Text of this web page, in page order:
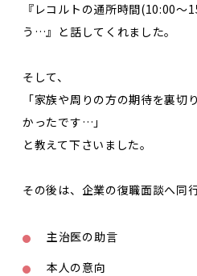
『レコルトの通所時間(10:00〜
う…』と話してくれました。
そして、
「家族や周りの方の期待を裏切
かったです…」
と教えて下さいました。
その後は、企業の復職面談へ同
主治医の助言
本人の意向